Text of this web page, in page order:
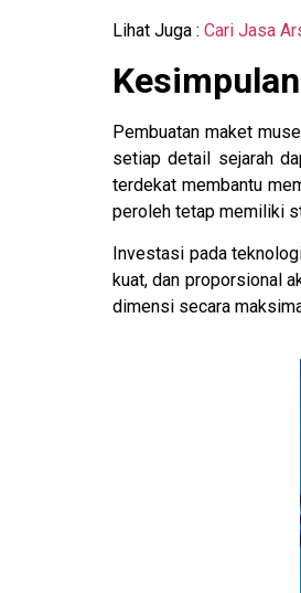
Lihat Juga : Cari Jasa
Pembuatan maket
setiap detail sejarah
terdekat membantu
peroleh tetap memiliki
Investasi pada
kuat, dan proporsional
dimensi secara